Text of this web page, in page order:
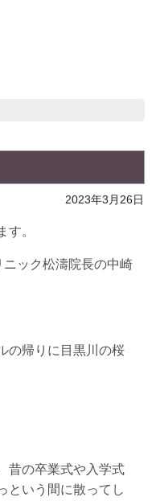
2023年3月26日
す。
ック松濤院長の中崎
の帰りに目黒川の桜
昔の卒業式や入学式
という間に散ってし